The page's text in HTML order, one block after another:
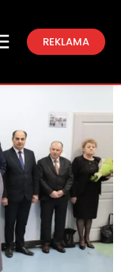
REKLAMA